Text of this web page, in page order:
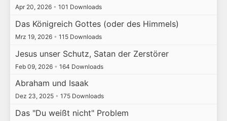
Apr 20, 2026 • 101 Downloads
Das Königreich Gottes (oder des Himmels)
Mrz 19, 2026 • 115 Downloads
Jesus unser Schutz, Satan der Zerstörer
Feb 09, 2026 • 164 Downloads
Abraham und Isaak
Dez 23, 2025 • 175 Downloads
Das "Du weißt nicht" Problem